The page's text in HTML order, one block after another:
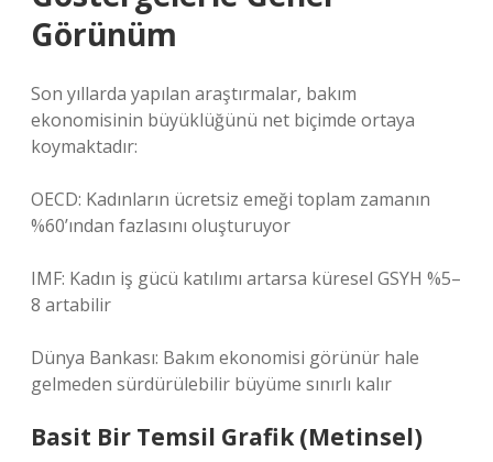
Görünüm
Son yıllarda yapılan araştırmalar, bakım
ekonomisinin büyüklüğünü net biçimde ortaya
koymaktadır:
OECD: Kadınların ücretsiz emeği toplam zamanın
%60’ından fazlasını oluşturuyor
IMF: Kadın iş gücü katılımı artarsa küresel GSYH %5–
8 artabilir
Dünya Bankası: Bakım ekonomisi görünür hale
gelmeden sürdürülebilir büyüme sınırlı kalır
Basit Bir Temsil Grafik (Metinsel)